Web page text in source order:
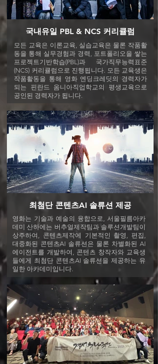
국내유일 PBL & NCS 커리큘럼
최첨단 콘텐츠AI 솔류션 제공
모든 교육은 이론교육, 실습교육은 물론 작품활
동을 통해 실무경험과 경력, 포트폴리오을 쌓는
프로젝트기반학습(PBL)과 국가직무능력표준
(NCS) 커리큘럼으로 진행됩니다. 모든 교육생은
작품활동을 통해 영화 엔딩크레딧의 경력자가
되는 핀란드 옴니아직업학교의 평생교육으로
공인된 경력자가 됩니다.
영화는 기술과 예술의 융합으로, 서울필름아카
데미 산하에는 버추얼제작팀과 솔루션개발팀이
상주하여, 콘텐츠제작에 기본적인 촬영, 편집,
대중화된 콘텐츠AI 솔류션은 물론 차별화된 AI
에이전트를 개발하여, 콘텐츠 창작자와 교육생
들에게 최첨단 콘텐츠AI 솔류션을 제공하는 유
일한 아카데미입니다.